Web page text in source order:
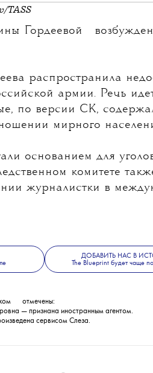
TASS
Гордеевой
распространила
армии. Речь
по версии СК,
мирного
основанием для
комитете
журналистки в
ДОБАВИТЬ НАС В
The Blueprint будет чаще
отмечены:
— признана иностранным агентом.
сервисом Слеза.